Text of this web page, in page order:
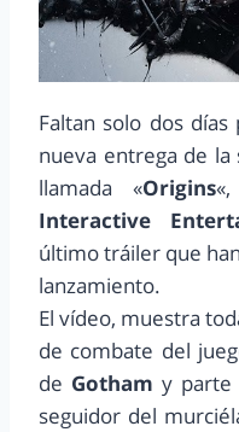
Faltan solo dos
nueva entrega de la
llamada «Origins
Interactive
último tráiler que
lanzamiento.
El vídeo, muestra
de combate del
de Gotham y parte
seguidor del